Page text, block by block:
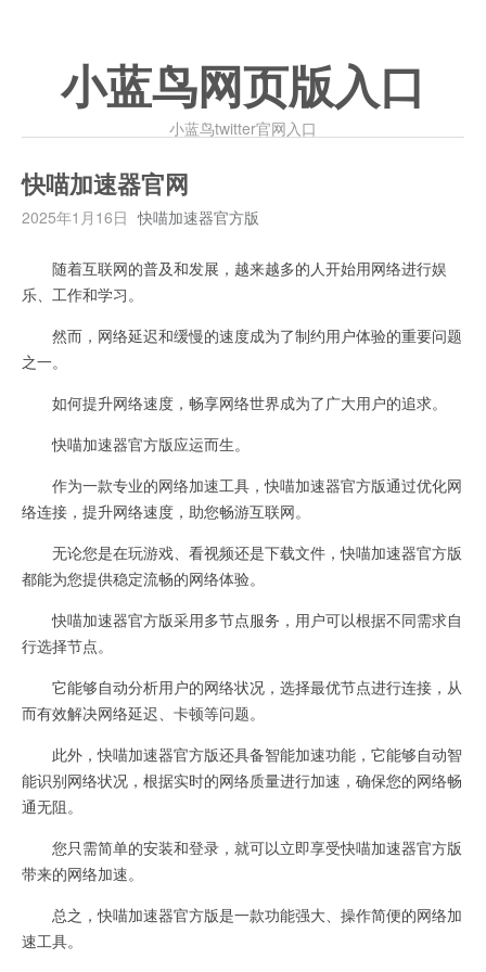
小蓝鸟网页版入口
小蓝鸟twitter官网入口
快喵加速器官网
2025年1月16日 快喵加速器官方版
随着互联网的普及和发展，越来越多的人开始用网络进行娱
乐、工作和学习。
然而，网络延迟和缓慢的速度成为了制约用户体验的重要问题
之一。
如何提升网络速度，畅享网络世界成为了广大用户的追求。
快喵加速器官方版应运而生。
作为一款专业的网络加速工具，快喵加速器官方版通过优化网
络连接，提升网络速度，助您畅游互联网。
无论您是在玩游戏、看视频还是下载文件，快喵加速器官方版
都能为您提供稳定流畅的网络体验。
快喵加速器官方版采用多节点服务，用户可以根据不同需求自
行选择节点。
它能够自动分析用户的网络状况，选择最优节点进行连接，从
而有效解决网络延迟、卡顿等问题。
此外，快喵加速器官方版还具备智能加速功能，它能够自动智
能识别网络状况，根据实时的网络质量进行加速，确保您的网络畅
通无阻。
您只需简单的安装和登录，就可以立即享受快喵加速器官方版
带来的网络加速。
总之，快喵加速器官方版是一款功能强大、操作简便的网络加
速工具。